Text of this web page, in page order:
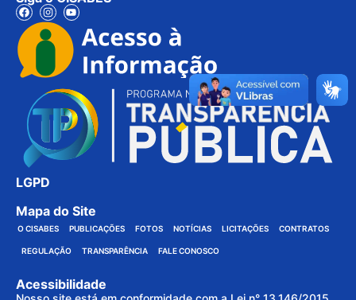
LGPD
Mapa do Site
O CISABES PUBLICAÇÕES FOTOS NOTÍCIAS LICITAÇÕES CONTRATOS
REGULAÇÃO TRANSPARÊNCIA FALE CONOSCO
Acessibilidade